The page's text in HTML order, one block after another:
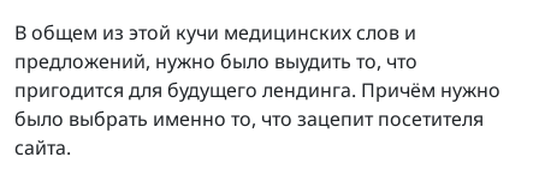
В общем из этой кучи медицинских слов и
предложений, нужно было выудить то, что
пригодится для будущего лендинга. Причём нужно
было выбрать именно то, что зацепит посетителя
сайта.